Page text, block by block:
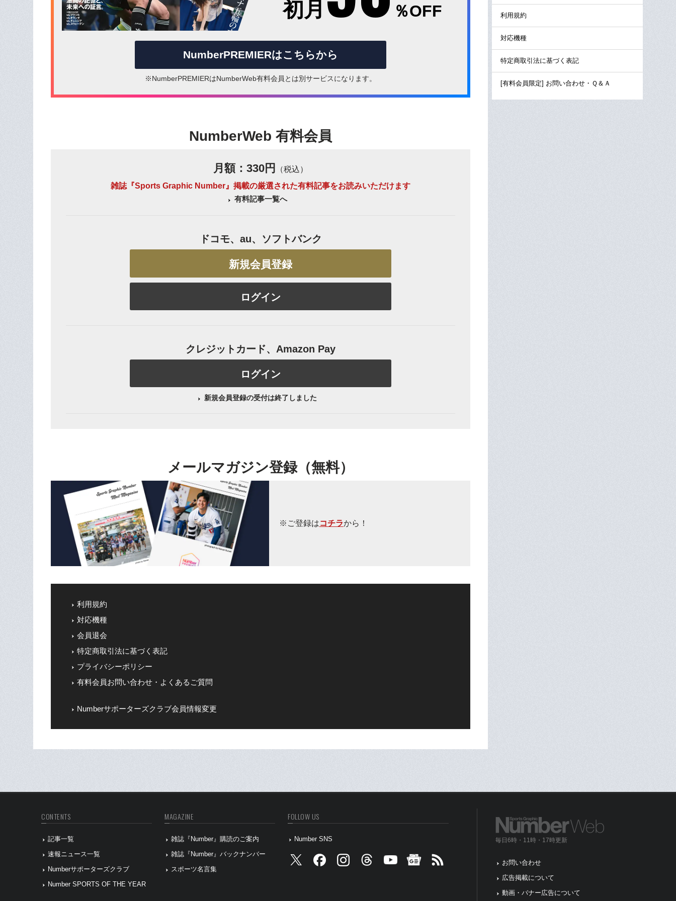
初月 ％OFF
NumberPREMIERはこちらから
※NumberPREMIERはNumberWeb有料会員とは別サービスになります。
NumberWeb 有料会員
月額：330円
（税込）
雑誌『Sports Graphic Number』掲載の厳選された有料記事をお読みいただけます
有料記事一覧へ
ドコモ、au、ソフトバンク
新規会員登録
ログイン
クレジットカード、Amazon Pay
ログイン
新規会員登録の受付は終了しました
メールマガジン登録（無料）
※ご登録はコチラから！
利用規約
対応機種
会員退会
特定商取引法に基づく表記
プライバシーポリシー
有料会員お問い合わせ・よくあるご質問
Numberサポーターズクラブ会員情報変更
利用規約
対応機種
特定商取引法に基づく表記
[有料会員限定] お問い合わせ・Ｑ＆Ａ
CONTENTS
記事一覧
速報ニュース一覧
Numberサポーターズクラブ
Number SPORTS OF THE YEAR
MAGAZINE
雑誌『Number』購読のご案内
雑誌『Number』バックナンバー
スポーツ名言集
FOLLOW US
Number SNS 毎日6時・11時・17時更新
お問い合わせ
広告掲載について
動画・バナー広告について